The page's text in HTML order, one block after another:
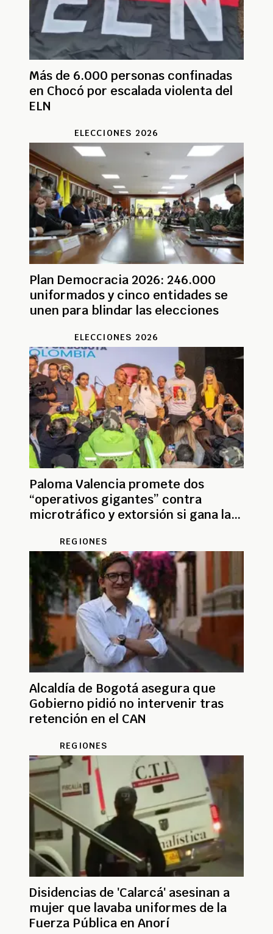
Más de 6.000 personas confinadas
en Chocó por escalada violenta del
ELN
ELECCIONES 2026
Plan Democracia 2026: 246.000
uniformados y cinco entidades se
unen para blindar las elecciones
ELECCIONES 2026
Paloma Valencia promete dos
“operativos gigantes” contra
microtráfico y extorsión si gana la
REGIONES
Alcaldía de Bogotá asegura que
Gobierno pidió no intervenir tras
retención en el CAN
REGIONES
Disidencias de 'Calarcá' asesinan a
mujer que lavaba uniformes de la
Fuerza Pública en Anorí